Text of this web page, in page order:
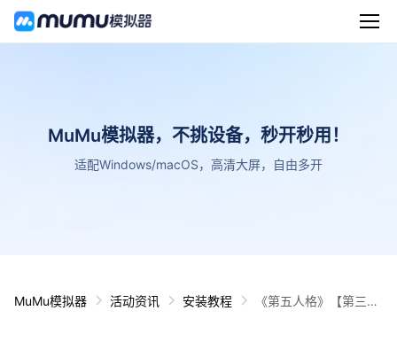
MuMu模拟器，不挑设备，秒开秒用！
适配Windows/macOS，高清大屏，自由多开
MuMu模拟器 活动资讯 安装教程
《第五人格》【第三十